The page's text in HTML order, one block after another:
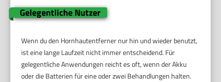
Gelegentliche Nutzer
Wenn du den Hornhautentferner nur hin und wieder benutzt,
ist eine lange Laufzeit nicht immer entscheidend. Für
gelegentliche Anwendungen reicht es oft, wenn der Akku
oder die Batterien für eine oder zwei Behandlungen halten.